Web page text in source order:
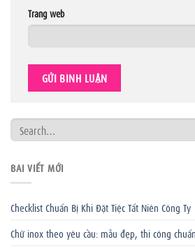
Trang web
BÀI VIẾT MỚI
Checklist Chuẩn Bị Khi Đặt Tiệc Tất Niên Công Ty
Chữ inox theo yêu cầu: mẫu đẹp, thi công